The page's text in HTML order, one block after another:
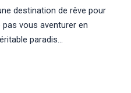
destination de rêve pour
vous aventurer en
paradis…